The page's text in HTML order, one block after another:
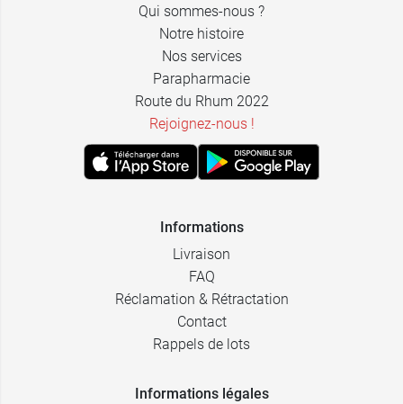
Qui sommes-nous ?
Notre histoire
Nos services
Parapharmacie
Route du Rhum 2022
Rejoignez-nous !
Informations
Livraison
FAQ
Réclamation & Rétractation
Contact
Rappels de lots
Informations légales